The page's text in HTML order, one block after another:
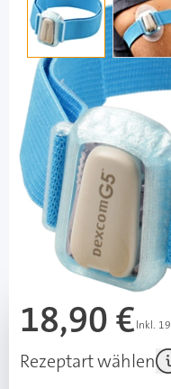
DiaStuff
DexFix -
Sensor crystal
Diashop.de Kat.-Nr. 113153
sofort verfügbar
Lieferzeit 1-3
Mehr über das Produkt
18,90 €Inkl.
Rezeptart wählen